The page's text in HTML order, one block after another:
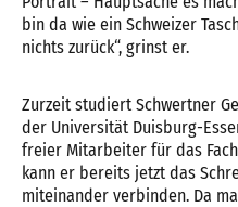
bin da wie ein Schweizer
nichts zurück“, grinst er.
Zurzeit studiert Schwertner
der Universität Duisburg-
freier Mitarbeiter für das
kann er bereits jetzt das
miteinander verbinden. Da